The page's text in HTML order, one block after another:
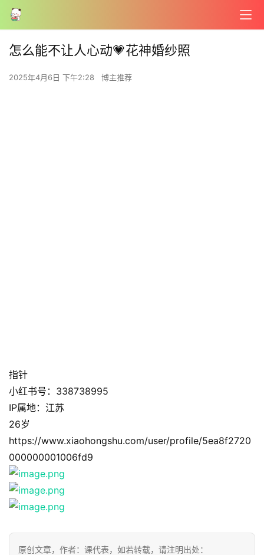
怎么能不让人心动💗花神婚纱照
2025年4月6日 下午2:28 博主推荐
指针
小红书号：338738995
IP属地：江苏
26岁
https://www.xiaohongshu.com/user/profile/5ea8f2720
000000001006fd9
原创文章，作者：课代表，如若转载，请注明出处：